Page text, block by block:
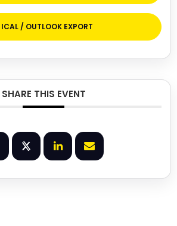
/ OUTLOOK EXPORT
SHARE THIS EVENT